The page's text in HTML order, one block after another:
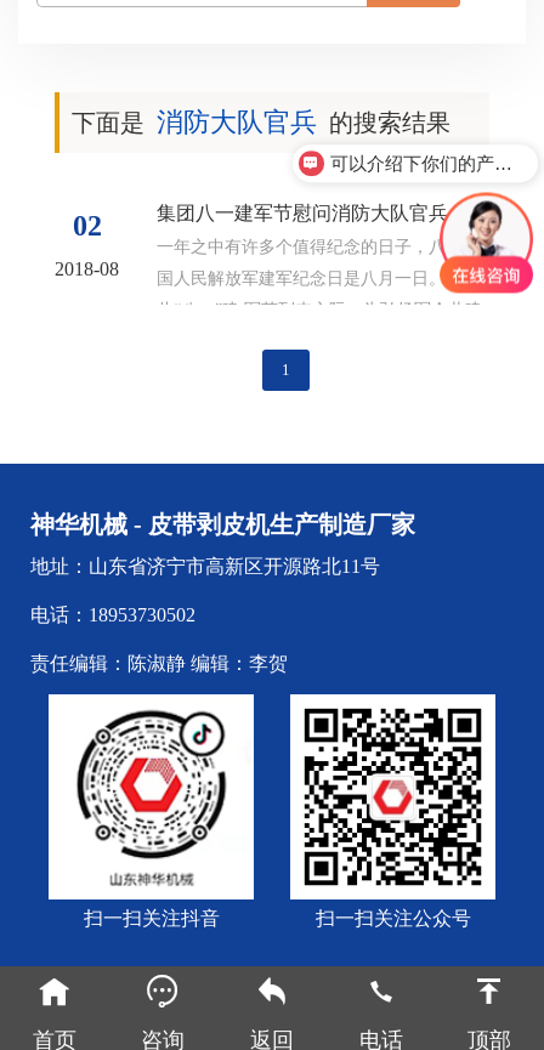
下面是 消防大队官兵 的搜索结果
02
2018-08
集团八一建军节慰问消防大队官兵
一年之中有许多个值得纪念的日子，八月中
国人民解放军建军纪念日是八月一日。值
此“八一”建 军节到来之际，为弘扬军企共建
1
神华机械 - 皮带剥皮机生产制造厂家
地址：山东省济宁市高新区开源路北11号
电话：18953730502
责任编辑：陈淑静 编辑：李贺
扫一扫关注抖音 扫一扫关注公众号
Copyright © 1994-至今 神华机械 - 皮带剥皮机生产制造厂家
All rights reserved 技术支持：山东酷科大数据有限公司

首页

咨询

返回

电话

顶部
可以介绍下你们的产品么？